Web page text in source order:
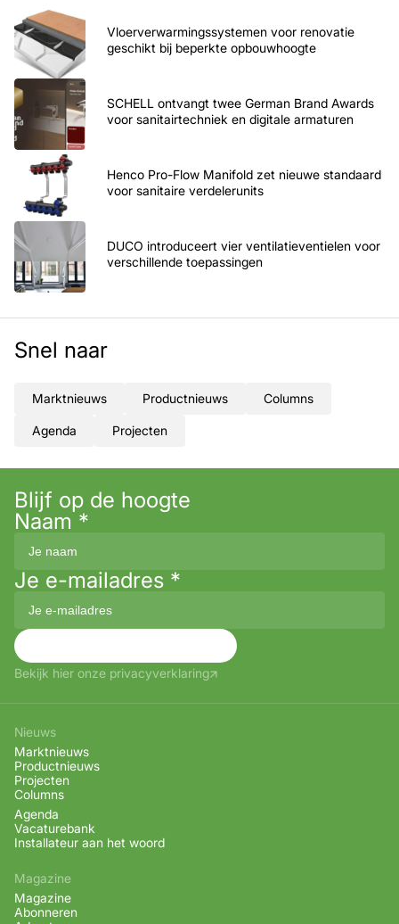
Vloerverwarmingssystemen voor renovatie
geschikt bij beperkte opbouwhoogte
SCHELL ontvangt twee German Brand Awards
voor sanitairtechniek en digitale armaturen
Henco Pro-Flow Manifold zet nieuwe standaard
voor sanitaire verdelerunits
DUCO introduceert vier ventilatieventielen voor
verschillende toepassingen
Snel naar
Marktnieuws Productnieuws Columns
Agenda Projecten
Blijf op de hoogte
Naam *
Je e-mailadres *
Bekijk hier onze privacyverklaring
Nieuws
Marktnieuws
Productnieuws
Projecten
Columns
Agenda
Vacaturebank
Installateur aan het woord
Magazine
Magazine
Abonneren